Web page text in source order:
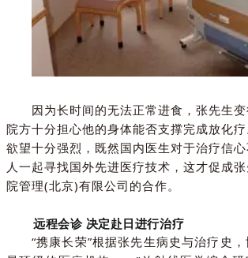
因为长时间的无法正常进食，张先生
院方十分担心他的身体能否支撑完成放化
欲望十分强烈，既然国内医生对于治疗信
人一起寻找国外先进医疗技术，这才促成
院管理(北京)有限公司的合作。
远程会诊 决定赴日进行治疗
“携康长荣”根据张先生病史与治疗史